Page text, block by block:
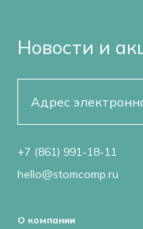
Новости и
+7 (861) 991-18-11
hello@stomcomp.ru
О компании